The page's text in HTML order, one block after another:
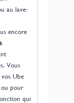
au lave-
encore
Vous
Ube
ou pour
qui